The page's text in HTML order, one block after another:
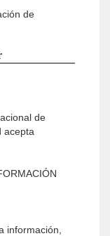
de
de
acepta
información,